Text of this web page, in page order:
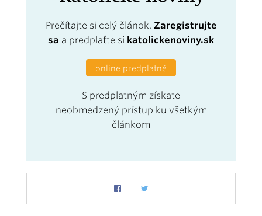
Prečítajte si celý článok. Zaregistrujte
sa a predplaťte si katolickenoviny.sk
online predplatné
S predplatným získate
neobmedzený prístup ku všetkým
článkom